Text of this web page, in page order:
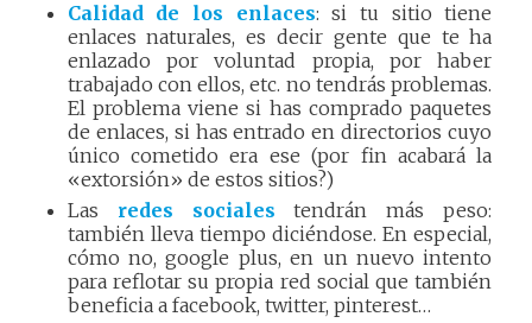
Calidad de los enlaces: si tu sitio tiene
enlaces naturales, es decir gente que te ha
enlazado por voluntad propia, por haber
trabajado con ellos, etc. no tendrás problemas.
El problema viene si has comprado paquetes
de enlaces, si has entrado en directorios cuyo
único cometido era ese (por fin acabará la
«extorsión» de estos sitios?)
Las redes sociales tendrán más peso:
también lleva tiempo diciéndose. En especial,
cómo no, google plus, en un nuevo intento
para reflotar su propia red social que también
beneficia a facebook, twitter, pinterest…